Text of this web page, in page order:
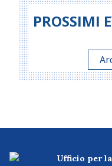
PROSSIMI
Ufficio per la